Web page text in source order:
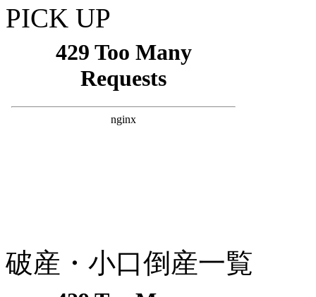
PICK UP
破産・小口倒産一覧